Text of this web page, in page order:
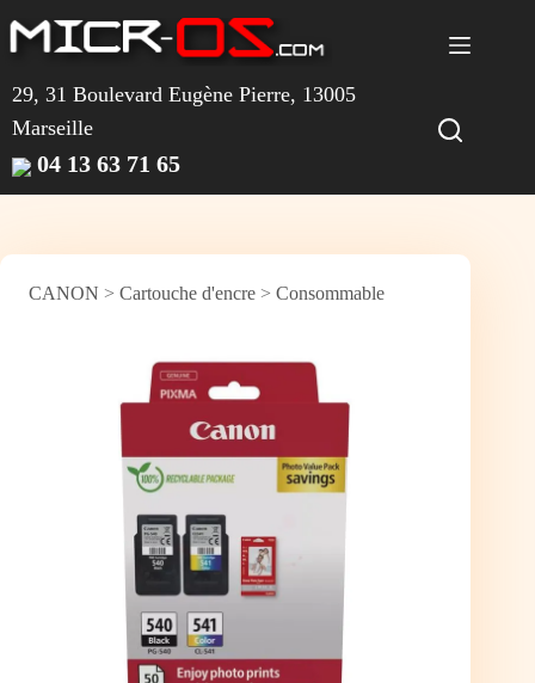
au
contenu
29, 31 Boulevard Eugène Pierre, 13005
Marseille
04 13 63 71 65
CANON > Cartouche d'encre > Consommable